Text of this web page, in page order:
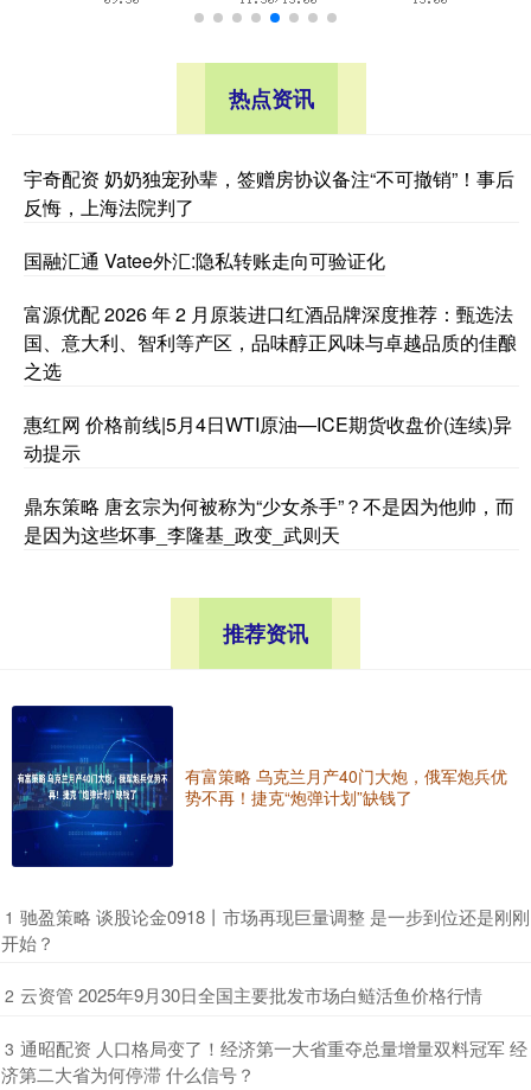
热点资讯
宇奇配资 奶奶独宠孙辈，签赠房协议备注“不可撤销”！事后
反悔，上海法院判了
国融汇通 Vatee外汇:隐私转账走向可验证化
富源优配 2026 年 2 月原装进口红酒品牌深度推荐：甄选法
国、意大利、智利等产区，品味醇正风味与卓越品质的佳酿
之选
惠红网 价格前线|5月4日WTI原油—ICE期货收盘价(连续)异
动提示
鼎东策略 唐玄宗为何被称为“少女杀手”？不是因为他帅，而
是因为这些坏事_李隆基_政变_武则天
推荐资讯
有富策略 乌克兰月产40门大炮，俄军炮兵优
势不再！捷克“炮弹计划”缺钱了
1 ​驰盈策略 谈股论金0918丨市场再现巨量调整 是一步到位还是刚刚
开始？
2 ​云资管 2025年9月30日全国主要批发市场白鲢活鱼价格行情
3 ​通昭配资 人口格局变了！经济第一大省重夺总量增量双料冠军 经
济第二大省为何停滞 什么信号？